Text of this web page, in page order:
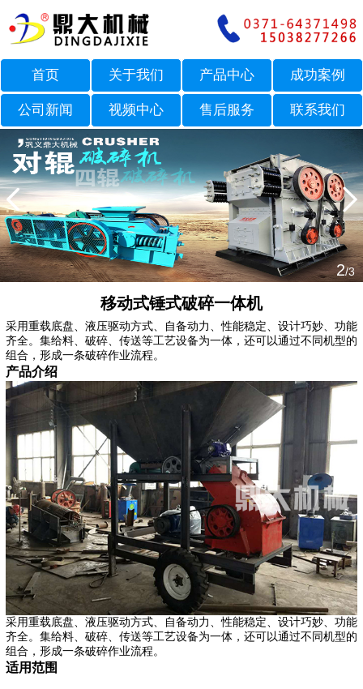
首页 关于我们 产品中心 成功案例
公司新闻 视频中心 售后服务 联系我们
2/3
移动式锤式破碎一体机
采用重载底盘、液压驱动方式、自备动力、性能稳定、设计巧妙、功能
齐全。集给料、破碎、传送等工艺设备为一体，还可以通过不同机型的
组合，形成一条破碎作业流程。
产品介绍
采用重载底盘、液压驱动方式、自备动力、性能稳定、设计巧妙、功能
齐全。集给料、破碎、传送等工艺设备为一体，还可以通过不同机型的
组合，形成一条破碎作业流程。
适用范围